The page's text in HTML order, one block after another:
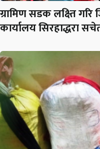
ग्रामिण सडक लक्ष्ति गरि
कार्यालय सिरहाद्धरा